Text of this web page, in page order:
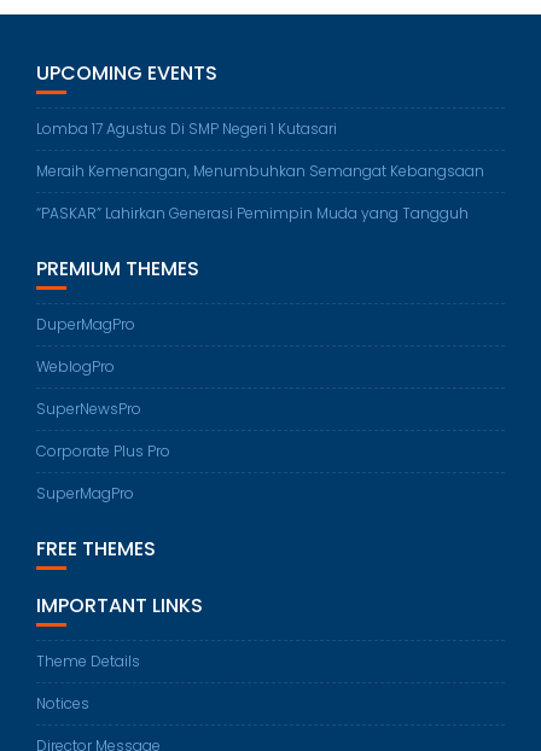
UPCOMING EVENTS
Lomba 17 Agustus Di SMP Negeri 1 Kutasari
Meraih Kemenangan, Menumbuhkan Semangat Kebangsaan
“PASKAR” Lahirkan Generasi Pemimpin Muda yang Tangguh
PREMIUM THEMES
DuperMagPro
WeblogPro
SuperNewsPro
Corporate Plus Pro
SuperMagPro
FREE THEMES
IMPORTANT LINKS
Theme Details
Notices
Director Message